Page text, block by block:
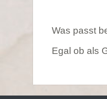
Was passt
Egal ob als